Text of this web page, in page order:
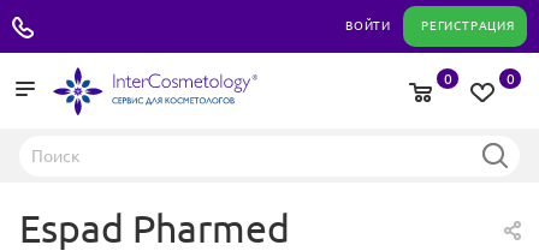
ВОЙТИ РЕГИСТРАЦИЯ
0
0
Espad Pharmed